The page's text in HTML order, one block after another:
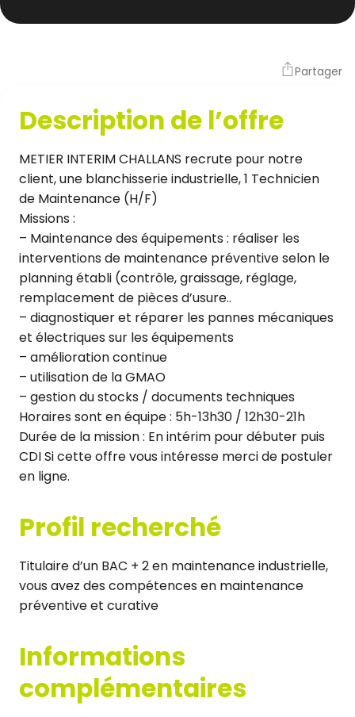
Partager
Description de l’offre
METIER INTERIM CHALLANS recrute pour notre
client, une blanchisserie industrielle, 1 Technicien
de Maintenance (H/F)
Missions :
– Maintenance des équipements : réaliser les
interventions de maintenance préventive selon le
planning établi (contrôle, graissage, réglage,
remplacement de pièces d’usure..
– diagnostiquer et réparer les pannes mécaniques
et électriques sur les équipements
– amélioration continue
– utilisation de la GMAO
– gestion du stocks / documents techniques
Horaires sont en équipe : 5h-13h30 / 12h30-21h
Durée de la mission : En intérim pour débuter puis
CDI Si cette offre vous intéresse merci de postuler
en ligne.
Profil recherché
Titulaire d’un BAC + 2 en maintenance industrielle,
vous avez des compétences en maintenance
préventive et curative
Informations
complémentaires